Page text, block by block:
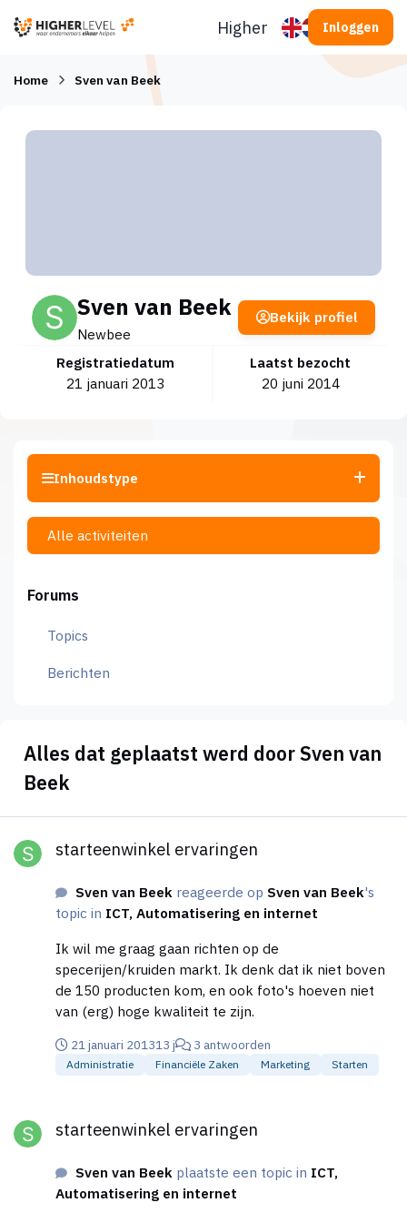
Higherlevel Inloggen
Home Sven van Beek
Sven van Beek
Newbee
Registratiedatum
21 januari 2013
Laatst bezocht
20 juni 2014
Bekijk profiel
Inhoudstype
Alle activiteiten
Forums
Topics
Berichten
Alles dat geplaatst werd door Sven van
Beek
starteenwinkel ervaringen
Sven van Beek reageerde op Sven van Beek's
topic in ICT, Automatisering en internet
Ik wil me graag gaan richten op de
specerijen/kruiden markt. Ik denk dat ik niet boven
de 150 producten kom, en ook foto's hoeven niet
van (erg) hoge kwaliteit te zijn.
21 januari 201313 j 3 antwoorden
Administratie Financiële Zaken Marketing Starten
starteenwinkel ervaringen
Sven van Beek plaatste een topic in ICT,
Automatisering en internet